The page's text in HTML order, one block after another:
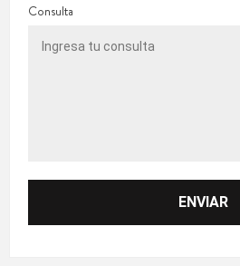
Consulta